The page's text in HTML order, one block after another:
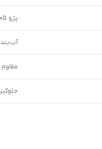
پژو 405، پژو پارس، سمند